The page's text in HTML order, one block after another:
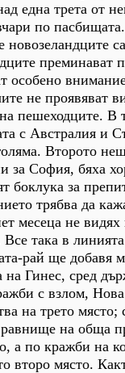
една трета от
по
новозеландците
преминават
особено
не проявяват
пешеходците. В
с Австралия и
Второто
за София, бяха
боклука за
трябва да
месеца не
Все така в
рай ще добавя
на Гинес, сред
с взлом,
на трето място;
на обща
а по кражби на
второ място.